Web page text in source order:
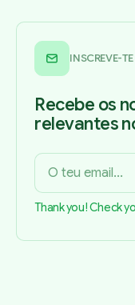
INSCREVE-
Recebe os
relevantes
Thank you! Check